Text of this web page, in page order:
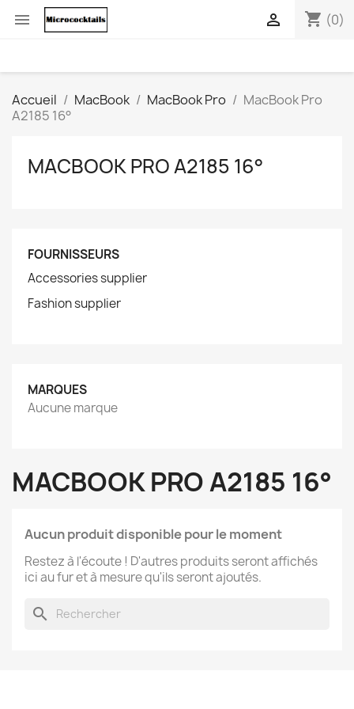
 shopping_cart (0)

Accueil MacBook MacBook Pro
MacBook Pro
A2185 16°
MACBOOK PRO A2185 16°
FOURNISSEURS
Accessories supplier
Fashion supplier
MARQUES
Aucune marque
MACBOOK PRO A2185 16°
Aucun produit disponible pour le moment
Restez à l'écoute ! D'autres produits seront affichés
ici au fur et à mesure qu'ils seront ajoutés.
search